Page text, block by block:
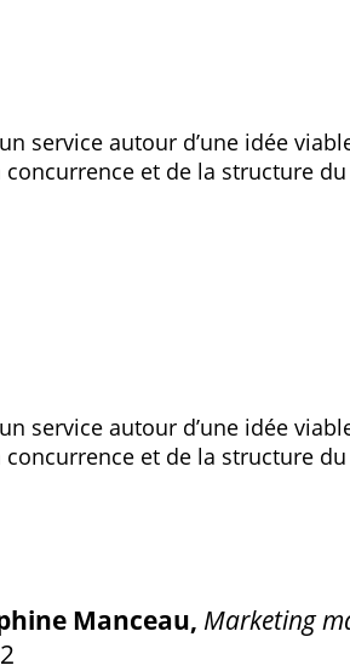
service autour d’une idée
et de la structure
service autour d’une idée
et de la structure
Manceau, Marketing